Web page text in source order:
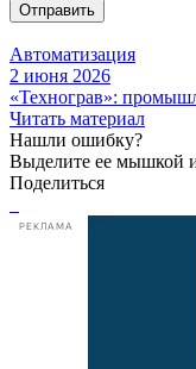
Отправить
Автоматизация
2 июня 2026
«Технограв»:
Читать материал
Нашли ошибку?
Выделите ее мышкой
Поделиться
РЕКЛАМА